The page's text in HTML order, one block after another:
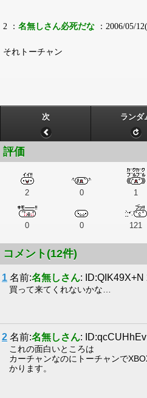
2 ： 名無しさん必死だな ：2006/05/
それトーチャン
次 ランダ
評価
2 0 1
0 0 121
コメント(12件)
1 名前:名無しさん:
買って来てくれないかな…
2 名前:名無しさん:
これの面白いところは
カーチャンなのにトーチャンで
かります。